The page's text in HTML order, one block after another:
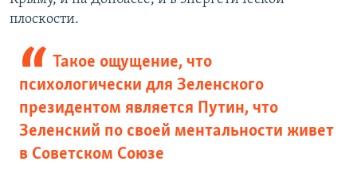
плоскости.
Такое ощущение, что
психологически для Зеленского
президентом является Путин, что
Зеленский по своей ментальности живет
в Советском Союзе